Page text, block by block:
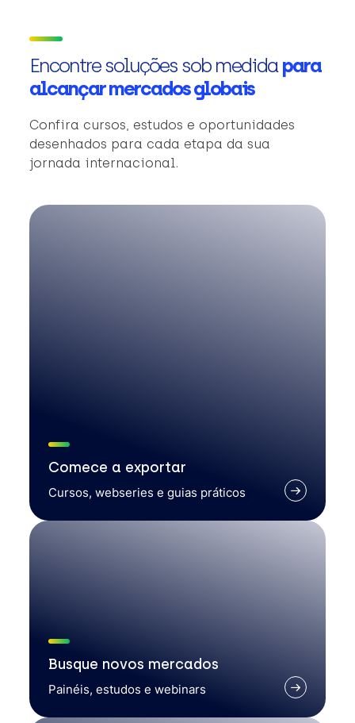
Encontre soluções sob medidapara
alcançar mercados globais
Confira cursos, estudos e oportunidades
desenhados para cada etapa da sua
jornada internacional.
Comece a exportar
Cursos, webseries e guias práticos
Busque novos mercados
Painéis, estudos e webinars